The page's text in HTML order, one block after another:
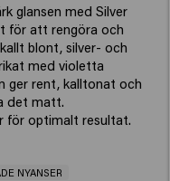
glansen med Silver
för att rengöra och
blont, silver- och
med violetta
ger rent, kalltonat och
det matt.
för optimalt resultat.
NYANSER